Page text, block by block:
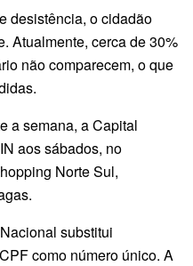
desistência, o cidadão
Atualmente, cerca de 30%
não comparecem, o que
a semana, a Capital
aos sábados, no
Norte Sul,
substitui
como número único. A